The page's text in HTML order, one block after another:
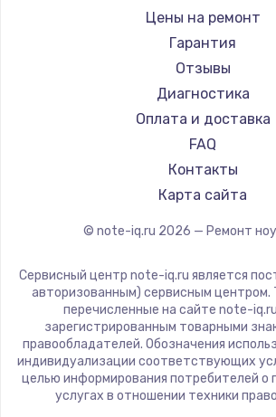
Ремонт ноутбуков iru
Ремонт ноутбуков
Ремонт ноутбуков
Ремонт ноутбуков
Ремонт ноутбуков
Ремонт ноутбуков
Gigabyte
Aorus
Maibenben
Getac
Epson
Philips
LG
Panasonic
ZTE
Hiper
Evga
Google
Echips
Цены на ремонт
Гарантия
Отзывы
Диагностика
Оплата и доставка
FAQ
Контакты
Карта сайта
© note-iq.ru 2026 — Ремонт
Сервисный центр note-iq.ru является
авторизованным) сервисным центром.
перечисленные на сайте note-
зарегистрированным товарными
правообладателей. Обозначения
индивидуализации соответствующих
целью информирования потребителей о
услугах в отношении техники